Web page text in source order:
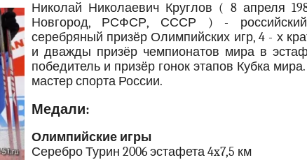
Николай Николаевич Круглов ( 8 апреля
Новгород, РСФСР, СССР ) - российский
серебряный призёр Олимпийских игр, 4 - х
и дважды призёр чемпионатов мира в
победитель и призёр гонок этапов Кубка
мастер спорта России.
Медали:
Олимпийские игры
Серебро Турин 2006 эстафета 4x7,5 км